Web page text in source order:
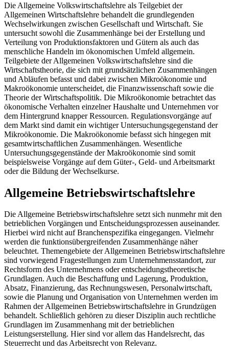
Die Allgemeine Volkswirtschaftslehre als Teilgebiet der
Allgemeinen Wirtschaftslehre behandelt die grundlegenden
Wechselwirkungen zwischen Gesellschaft und Wirtschaft. Sie
untersucht sowohl die Zusammenhänge bei der Erstellung und
Verteilung von Produktionsfaktoren und Gütern als auch das
menschliche Handeln im ökonomischen Umfeld allgemein.
Teilgebiete der Allgemeinen Volkswirtschaftslehre sind die
Wirtschaftstheorie, die sich mit grundsätzlichen Zusammenhängen
und Abläufen befasst und dabei zwischen Mikroökonomie und
Makroökonomie unterscheidet, die Finanzwissenschaft sowie die
Theorie der Wirtschaftspolitik. Die Mikroökonomie betrachtet das
ökonomische Verhalten einzelner Haushalte und Unternehmen vor
dem Hintergrund knapper Ressourcen. Regulationsvorgänge auf
dem Markt sind damit ein wichtiger Untersuchungsgegenstand der
Mikroökonomie. Die Makroökonomie befasst sich hingegen mit
gesamtwirtschaftlichen Zusammenhängen. Wesentliche
Untersuchungsgegenstände der Makroökonomie sind somit
beispielsweise Vorgänge auf dem Güter-, Geld- und Arbeitsmarkt
oder die Bildung der Wechselkurse.
Allgemeine Betriebswirtschaftslehre
Die Allgemeine Betriebswirtschaftslehre setzt sich nunmehr mit den
betrieblichen Vorgängen und Entscheidungsprozessen auseinander.
Hierbei wird nicht auf Branchenspezifika eingegangen. Vielmehr
werden die funktionsübergreifenden Zusammenhänge näher
beleuchtet. Themengebiete der Allgemeinen Betriebswirtschaftslehre
sind vorwiegend Fragestellungen zum Unternehmensstandort, zur
Rechtsform des Unternehmens oder entscheidungstheoretische
Grundlagen. Auch die Beschaffung und Lagerung, Produktion,
Absatz, Finanzierung, das Rechnungswesen, Personalwirtschaft,
sowie die Planung und Organisation von Unternehmen werden im
Rahmen der Allgemeinen Betriebswirtschaftslehre in Grundzügen
behandelt. Schließlich gehören zu dieser Disziplin auch rechtliche
Grundlagen im Zusammenhang mit der betrieblichen
Leistungserstellung. Hier sind vor allem das Handelsrecht, das
Steuerrecht und das Arbeitsrecht von Relevanz.